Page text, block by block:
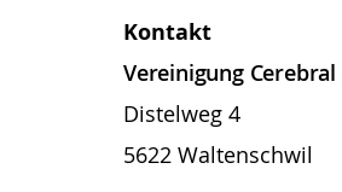
Kontakt
Vereinigung Cerebral
Distelweg 4
5622 Waltenschwil